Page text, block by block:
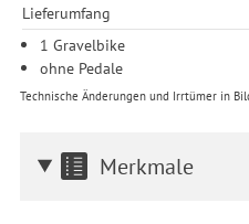
Lieferumfang
1 Gravelbike
ohne Pedale
Technische Änderungen und Irrtümer in
Merkmale